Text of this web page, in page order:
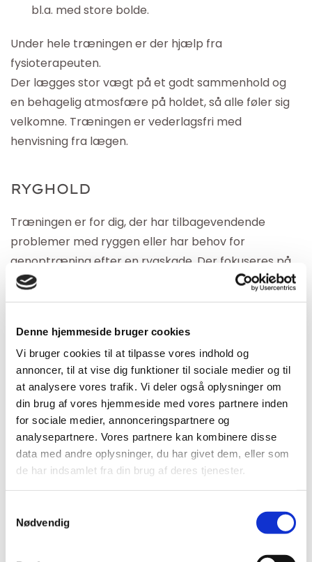
Denne hjemmeside bruger cookies
Vi bruger cookies til at tilpasse vores indhold og
annoncer, til at vise dig funktioner til sociale medier og til
at analysere vores trafik. Vi deler også oplysninger om
din brug af vores hjemmeside med vores partnere inden
for sociale medier, annonceringspartnere og
analysepartnere. Vores partnere kan kombinere disse
data med andre oplysninger, du har givet dem, eller som
de har indsamlet fra din brug af deres tjenester.
Nødvendig
bl.a. med store bolde.
Under hele træningen er der hjælp fra
fysioterapeuten.
Der lægges stor vægt på et godt sammenhold og
en behagelig atmosfære på holdet, så alle føler sig
velkomne. Træningen ervederlagsfri med
henvisning fra lægen.
RYGHOLD
Træningen er for dig, der har tilbagevendende
problemer med ryggen eller har behov for
genoptræning efter en rygskade. Der fokuseres på
at træne ryggen, herunder lænde-, bryst- og
nakkeregion samt på bevægelse og træning af
Kropsbevidsthed er også et vigtigt element i
træningen, hvor det at træne balance og kunne
kontrollere kroppen i bevægelserne prioriteres højt.
Træningen sigter både mod at forebygge og
afhjælpe belastningsskader.
Det er målet, at flere elementer af træningen vil
kunne bruges i forbindelse med erhvervsarbejde
eller sammen med andre motionsformer. Efter en
periode på holdet vil mange kunne træne sig op til at
fortsætte en aktiv livsstil på andre hold, deltage i